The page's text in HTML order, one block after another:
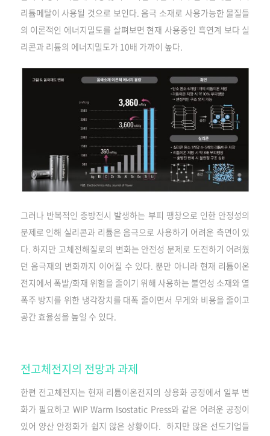
리튬메탈이 사용될 것으로 보인다. 음극 소재로 사용가능한 물질들
의 이론적인 에너지밀도를 살펴보면 현재 사용중인 흑연계 보다 실
리콘과 리튬의 에너지밀도가 10배 가까이 높다.
그러나 반복적인 충방전시 발생하는 부피 팽창으로 인한 안정성의
문제로 인해 실리콘과 리튬은 음극으로 사용하기 어려운 측면이 있
다. 하지만 고체전해질로의 변화는 안전성 문제로 도전하기 어려웠
던 음극재의 변화까지 이어질 수 있다. 뿐만 아니라 현재 리튬이온
전지에서 폭발/화재 위험을 줄이기 위해 사용하는 불연성 소재와 열
폭주 방지를 위한 냉각장치를 대폭 줄이면서 무게와 비용을 줄이고
공간 효율성을 높일 수 있다.
전고체전지의 전망과 과제
한편 전고체전지는 현재 리튬이온전지의 상용화 공정에서 일부 변
화가 필요하고 WIP Warm Isostatic Press와 같은 어려운 공정이
있어 양산 안정화가 쉽지 않은 상황이다. 하지만 많은 선도기업들